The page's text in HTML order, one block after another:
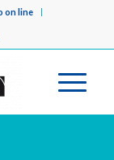
on line